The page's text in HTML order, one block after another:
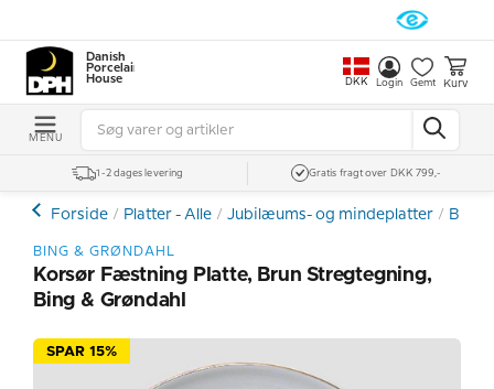
Danish
Porcelain
House
DKK Login Gemt Kurv
MENU
1-2 dages levering Gratis fragt over DKK 799,-
Forside Platter - Alle Jubilæums- og mindeplatter Bing
BING & GRØNDAHL
Korsør Fæstning Platte, Brun Stregtegning,
Bing & Grøndahl
SPAR 15%